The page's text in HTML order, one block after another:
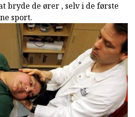
bryde de ører , selv i de første
sport.